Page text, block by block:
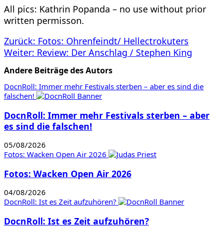
All pics: Kathrin Popanda – no use without prior
written permisson.
Beitragsnavigation
Zurück: Fotos: Ohrenfeindt/ Hellectrokuters
Weiter: Review: Der Anschlag / Stephen King
Andere Beiträge des Autors
DocnRoll: Immer mehr Festivals sterben – aber es sind die
falschen!
DocnRoll: Immer mehr Festivals sterben – aber
es sind die falschen!
05/08/2026
Fotos: Wacken Open Air 2026
Fotos: Wacken Open Air 2026
04/08/2026
DocnRoll: Ist es Zeit aufzuhören?
DocnRoll: Ist es Zeit aufzuhören?